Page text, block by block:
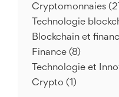
Cryptomonnaies
Technologie
Blockchain et
Finance (8)
Technologie et
Crypto (1)